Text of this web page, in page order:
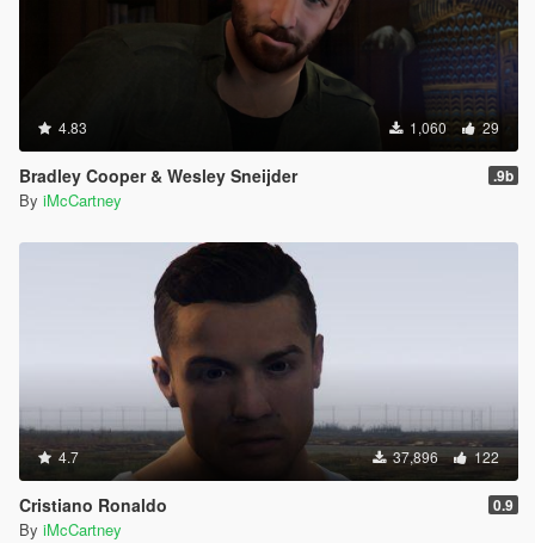
4.83 1,060 29
Bradley Cooper & Wesley Sneijder .9b
By iMcCartney
4.7 37,896 122
Cristiano Ronaldo 0.9
By iMcCartney